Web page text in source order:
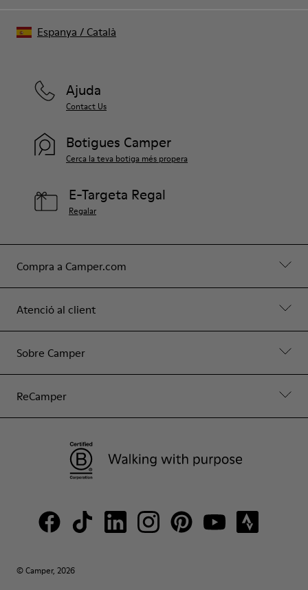
Compra a Camper.com
Atenció al client
Sobre Camper
ReCamper
Ajuda
Contact Us
Botigues Camper
Cerca la teva botiga més propera
E-Targeta Regal
Regalar
© Camper, 2026
Espanya / Català